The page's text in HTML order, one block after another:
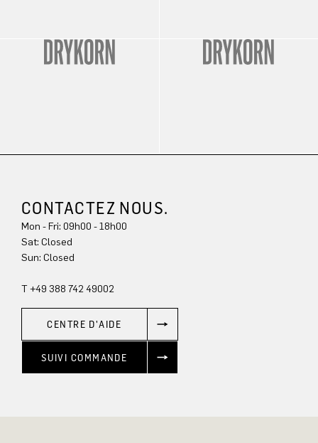
CONTACTEZ NOUS.
Mon - Fri: 09h00 - 18h00
Sat: Closed
Sun: Closed
T +49 388 742 49002
CENTRE D'AIDE
SUIVI COMMANDE